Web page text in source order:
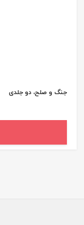
جنگ و صلح، دو جلدی